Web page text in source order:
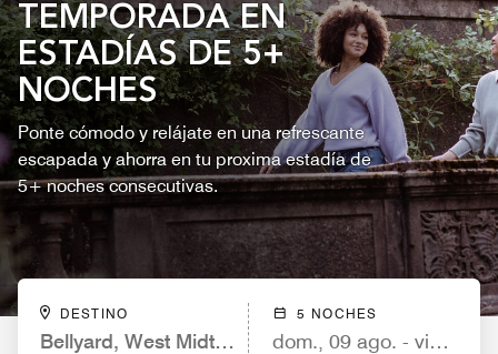
TEMPORADA EN
ESTADÍAS DE 5+
NOCHES
Ponte cómodo y relájate en una refrescante
escapada y ahorra en tu proxima estadía de
5+ noches consecutivas.
DESTINO
Bellyard, West Midtown Atlanta, a Tribute Portfolio
5 NOCHES
dom., 09 ago. - vie., 14